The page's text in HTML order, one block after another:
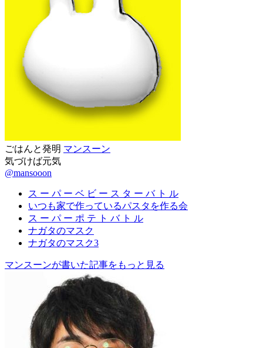
ごはんと発明 マンスーン
気づけば元気
@mansooon
ス ー パ ー ベ ビ ー ス タ ー バ ト ル
いつも家で作っているパスタを作る会
ス ー パ ー ポ テ ト バ ト ル
ナガタのマスク
ナガタのマスク3
マンスーンが書いた記事をもっと見る